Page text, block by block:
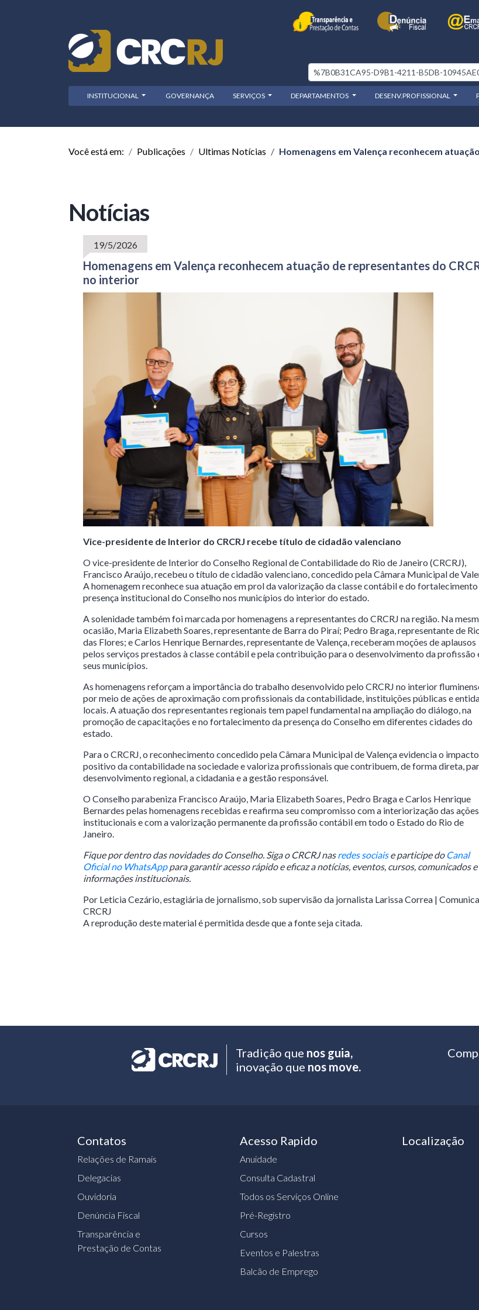
INSTITUCIONAL GOVERNANÇA SERVIÇOS DEPARTAMENTOS DESENV.PROFISSIONAL
Você está em: Publicações Ultimas Notícias Homenagens em Valença reconhecem
Notícias
19/5/2026
Homenagens em Valença reconhecem atuação de representantes do
no interior
Vice-presidente de Interior do CRCRJ recebe título de cidadão valenciano
O vice-presidente de Interior do Conselho Regional de Contabilidade do Rio de Janeiro (CRCRJ),
Francisco Araújo, recebeu o título de cidadão valenciano, concedido pela Câmara Municipal de
A homenagem reconhece sua atuação em prol da valorização da classe contábil e do
presença institucional do Conselho nos municípios do interior do estado.
A solenidade também foi marcada por homenagens a representantes do CRCRJ na região. Na
ocasião, Maria Elizabeth Soares, representante de Barra do Piraí; Pedro Braga, representante de
das Flores; e Carlos Henrique Bernardes, representante de Valença, receberam moções de aplausos
pelos serviços prestados à classe contábil e pela contribuição para o desenvolvimento da profissão
seus municípios.
As homenagens reforçam a importância do trabalho desenvolvido pelo CRCRJ no interior
por meio de ações de aproximação com profissionais da contabilidade, instituições públicas e
locais. A atuação dos representantes regionais tem papel fundamental na ampliação do diálogo, na
promoção de capacitações e no fortalecimento da presença do Conselho em diferentes cidades do
estado.
Para o CRCRJ, o reconhecimento concedido pela Câmara Municipal de Valença evidencia o impacto
positivo da contabilidade na sociedade e valoriza profissionais que contribuem, de forma direta,
desenvolvimento regional, a cidadania e a gestão responsável.
O Conselho parabeniza Francisco Araújo, Maria Elizabeth Soares, Pedro Braga e Carlos Henrique
Bernardes pelas homenagens recebidas e reafirma seu compromisso com a interiorização das ações
institucionais e com a valorização permanente da profissão contábil em todo o Estado do Rio de
Janeiro.
Fique por dentro das novidades do Conselho. Siga o CRCRJ nasredes sociaise participe do Canal
Oficial no WhatsApppara garantir acesso rápido e eficaz a notícias, eventos, cursos, comunicados e
informações institucionais.
Por Leticia Cezário, estagiária de jornalismo, sob supervisão da jornalista Larissa Correa |
CRCRJ
A reprodução deste material é permitida desde que a fonte seja citada.
Tradição que nos guia,
inovação que nos move.
Contatos
Relações de Ramais
Delegacias
Ouvidoria
Denúncia Fiscal
Transparência e
Prestação de Contas
Acesso Rapido
Anuidade
Consulta Cadastral
Todos os Serviços Online
Pré-Registro
Cursos
Eventos e Palestras
Balcão de Emprego
Localização